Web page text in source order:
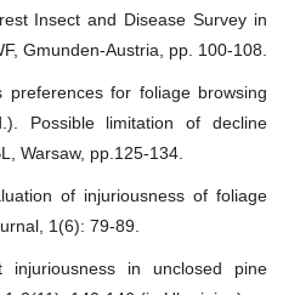
Insect and Disease Survey in
Gmunden-Austria, pp. 100-108.
for foliage browsing
Possible limitation of decline
Warsaw, pp.125-134.
of injuriousness of foliage
1(6): 79-89.
injuriousness in unclosed pine